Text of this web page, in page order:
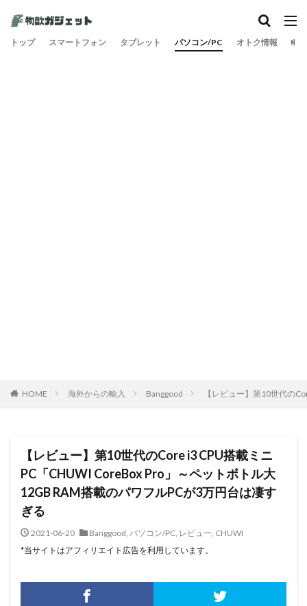
トップ スマートフォン タブレット パソコン/PC オトク情報 旅
HOME 海外からの輸入 Banggood 【レビュー】第10世代の
【レビュー】第10世代のCore i3 CPU搭載ミニ
PC「CHUWI CoreBox Pro」～ペットボトル大
12GB RAM搭載のパワフルPCが3万円台は凄す
ぎる
2021-06-20 Banggood, パソコン/PC, レビュー, CHUWI
*当サイトはアフィリエイト広告を利用しています。
カテゴリー